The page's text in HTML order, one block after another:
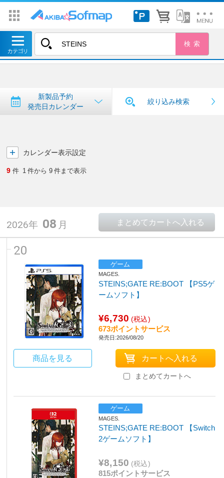
トップ ＞ 新製品予約・発売日カレンダー
新製品予約・発売日カレンダー
新製品予約
発売日カレンダー
絞り込み検索
カレンダー表示設定
9 件 1 件から 9 件まで表示
2026年 08 月
20
ゲーム
MAGES.
STEINS;GATE RE:BOOT 【PS5ゲ
ームソフト】
¥6,730 (税込)
673ポイントサービス
発売日:2026/08/20
商品を見る
まとめてカートへ
ゲーム
MAGES.
STEINS;GATE RE:BOOT 【Switch
2ゲームソフト】
¥8,150 (税込)
815ポイントサービス